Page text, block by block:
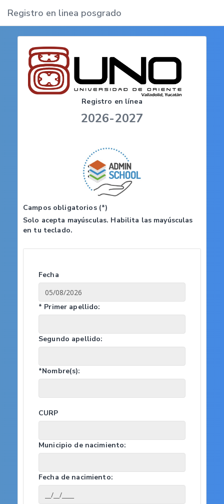
Registro en linea posgrado
Registro en línea
2026-2027
Campos obligatorios (*)
Solo acepta mayúsculas. Habilita las mayúsculas
en tu teclado.
Fecha
* Primer apellido:
Segundo apellido:
*Nombre(s):
CURP
Municipio de nacimiento:
Fecha de nacimiento: